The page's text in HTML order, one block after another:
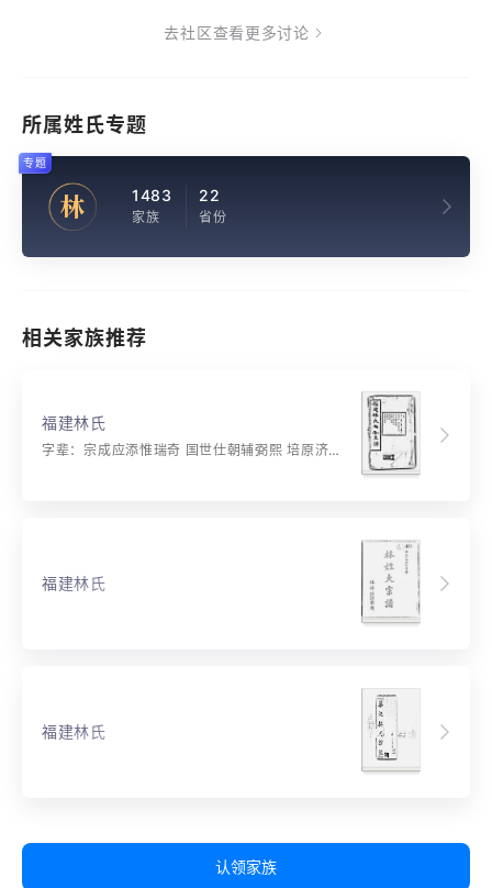
去社区查看更多讨论
所属姓氏专题
林 1483
家族
22
省份
专题
相关家族推荐
福建林氏
字辈：宗成应添惟瑞奇 国世仕朝辅弼熙 培原济运昌隆久 继牧齐贤佐正基
福建林氏
福建林氏
认领家族